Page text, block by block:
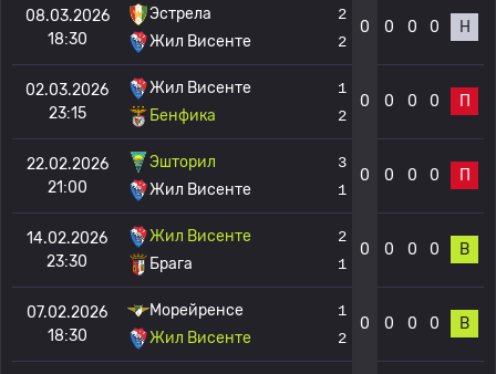
08.03.2026
18:30
Эстрела
Жил Висенте
2
2
0 0 0 0 Н
02.03.2026
23:15
Жил Висенте
Бенфика
1
2
0 0 0 0 П
22.02.2026
21:00
Эшторил
Жил Висенте
3
1
0 0 0 0 П
14.02.2026
23:30
Жил Висенте
Брага
2
1
0 0 0 0 В
07.02.2026
18:30
Морейренсе
Жил Висенте
1
2
0 0 0 0 В